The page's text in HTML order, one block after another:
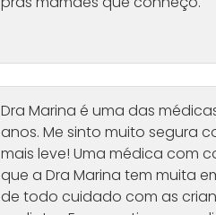
Dra Marina é uma das
anos. Me sinto muito segura
mais leve! Uma médica com
que a Dra Marina tem muita
de todo cuidado com as